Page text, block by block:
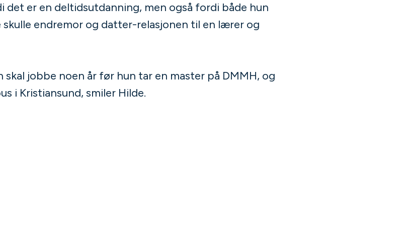
det er en deltidsutdanning, men også fordi både hun
skulle endremor og datter-relasjonen til en lærer og
skal jobbe noen år før hun tar en master på DMMH, og
i Kristiansund, smiler Hilde.